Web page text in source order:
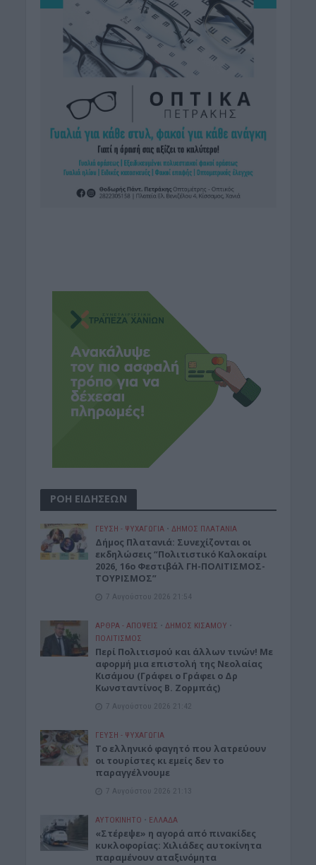
ΡΟΗ ΕΙΔΗΣΕΩΝ
ΓΕΎΣΗ - ΨΥΧΑΓΩΓΊΑ • ΔΉΜΟΣ ΠΛΑΤΑΝΙΆ
Δήμος Πλατανιά: Συνεχίζονται οι
εκδηλώσεις “Πολιτιστικό Καλοκαίρι
2026, 16ο Φεστιβάλ ΓΗ-ΠΟΛΙΤΙΣΜΟΣ-
ΤΟΥΡΙΣΜΟΣ”
7 Αυγούστου 2026 21:54
ΑΡΘΡΑ - ΑΠΟΨΕΙΣ • ΔΉΜΟΣ ΚΙΣΆΜΟΥ •
ΠΟΛΙΤΙΣΜΟΣ
Περί Πολιτισμού και άλλων τινών! Mε
αφορμή μια επιστολή της Νεολαίας
Κισάμου (Γράφει ο Γράφει ο Δρ
Κωνσταντίνος Β. Ζορμπάς)
7 Αυγούστου 2026 21:42
ΓΕΎΣΗ - ΨΥΧΑΓΩΓΊΑ
Το ελληνικό φαγητό που λατρεύουν
οι τουρίστες κι εμείς δεν το
παραγγέλνουμε
7 Αυγούστου 2026 21:13
ΑΥΤΟΚΙΝΗΤΟ • ΕΛΛΑΔΑ
«Στέρεψε» η αγορά από πινακίδες
κυκλοφορίας: Χιλιάδες αυτοκίνητα
παραμένουν αταξινόμητα